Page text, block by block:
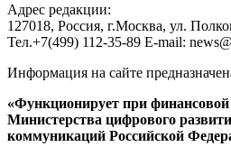
Адрес редакции:
127018, Россия, г.Москва, ул.
Тел.+7(499) 112-35-89 E-mail:
Информация на сайте
«Функционирует при
Министерства цифрового
коммуникаций Российской